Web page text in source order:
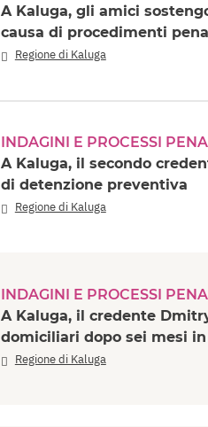
A Kaluga, gli amici
causa di procedimenti
Regione di Kaluga
INDAGINI E PROCESSI
A Kaluga, il secondo
di detenzione preventiva
Regione di Kaluga
INDAGINI E PROCESSI
A Kaluga, il credente
domiciliari dopo sei mesi
Regione di Kaluga